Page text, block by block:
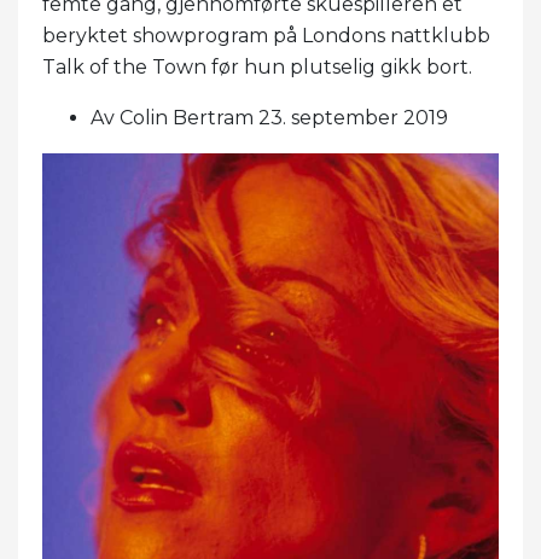
beryktet showprogram på Londons nattklubb
Talk of the Town før hun plutselig gikk bort.
Av Colin Bertram 23. september 2019